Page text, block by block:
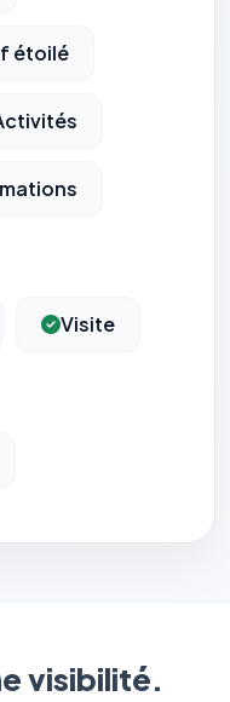
étoilé
Visite
visibilité.